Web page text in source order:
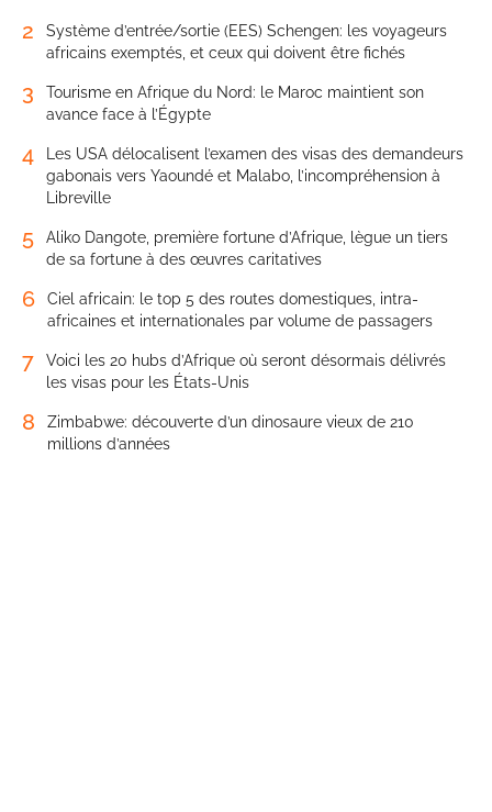
2
Système d’entrée/sortie (EES) Schengen: les voyageurs
africains exemptés, et ceux qui doivent être fichés
3
Tourisme en Afrique du Nord: le Maroc maintient son
avance face à l’Égypte
4
Les USA délocalisent l’examen des visas des demandeurs
gabonais vers Yaoundé et Malabo, l’incompréhension à
Libreville
5
Aliko Dangote, première fortune d’Afrique, lègue un tiers
de sa fortune à des œuvres caritatives
6
Ciel africain: le top 5 des routes domestiques, intra-
africaines et internationales par volume de passagers
7
Voici les 20 hubs d’Afrique où seront désormais délivrés
les visas pour les États-Unis
8
Zimbabwe: découverte d’un dinosaure vieux de 210
millions d’années